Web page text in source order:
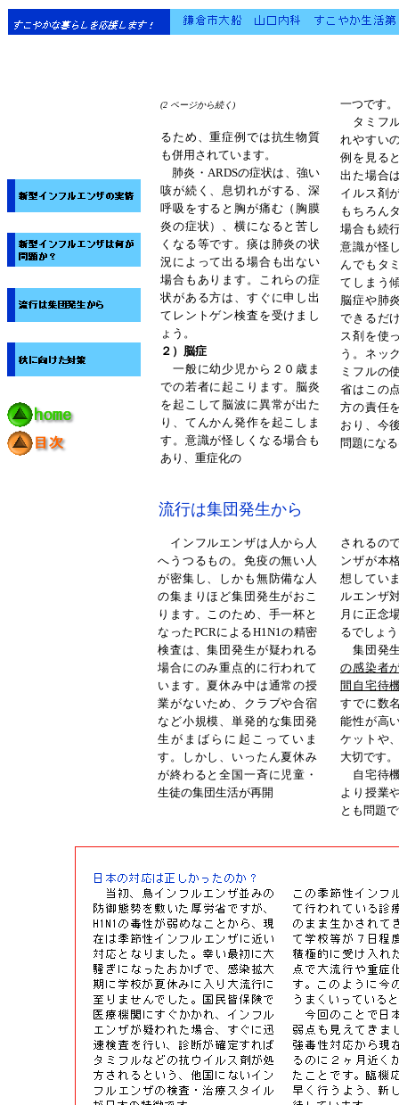
一つです。
タミフ
れやすい
例を見る
出た場合
イルス剤
もちろん
場合も続
意識が怪
んでもタ
てしまう
脳症や肺
できるだ
ス剤を使
う。ネッ
ミフルの
省はこの
方の責任
おり、今
問題にな
(2 ページから続く )
るため、重症例では抗生物質
も併用されています。
肺炎・ARDSの症状は、強い
咳が続く、息切れがする、深
呼吸をすると胸が痛む（胸膜
炎の症状）、横になると苦し
くなる等です。痰は肺炎の状
況によって出る場合も出ない
場合もあります。これらの症
状がある方は、すぐに申し出
てレントゲン検査を受けまし
ょう。
２）脳症
一般に幼少児から２０歳ま
での若者に起こります。脳炎
を起こして脳波に異常が出た
り、てんかん発作を起こしま
す。意識が怪しくなる場合も
あり、重症化の
流行は集団発生から
インフルエンザは人から人
へうつるもの。免疫の無い人
が密集し、しかも無防備な人
の集まりほど集団発生がおこ
ります。このため、手一杯と
なったPCRによるH1N1の精密
検査は、集団発生が疑われる
場合にのみ重点的に行われて
います。夏休み中は通常の授
業がないため、クラブや合宿
など小規模、単発的な集団発
生がまばらに起こっていま
す。しかし、いったん夏休み
が終わると全国一斉に児童・
生徒の集団生活が再開
されるの
ンザが本
想してい
ルエンザ
月に正念
るでしょ
集団発
の感染者
間自宅待
すでに数
能性が高
ケットや
大切です。
自宅待
より授業
とも問題